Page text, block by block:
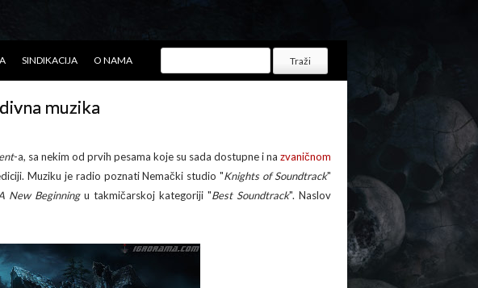
SINDIKACIJA O NAMA
muzika
-a, sa nekim od prvih pesama koje su sada dostupne i na zvaničnom
Muziku je radio poznati Nemački studio "Knights of Soundtrack"
New Beginningu takmičarskoj kategoriji "Best Soundtrack". Naslov